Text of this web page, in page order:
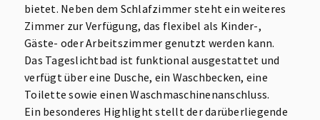
bietet. Neben dem Schlafzimmer steht ein weiteres
Zimmer zur Verfügung, das flexibel als Kinder-,
Gäste- oder Arbeitszimmer genutzt werden kann.
Das Tageslichtbad ist funktional ausgestattet und
verfügt über eine Dusche, ein Waschbecken, eine
Toilette sowie einen Waschmaschinenanschluss.
Ein besonderes Highlight stellt der darüberliegende